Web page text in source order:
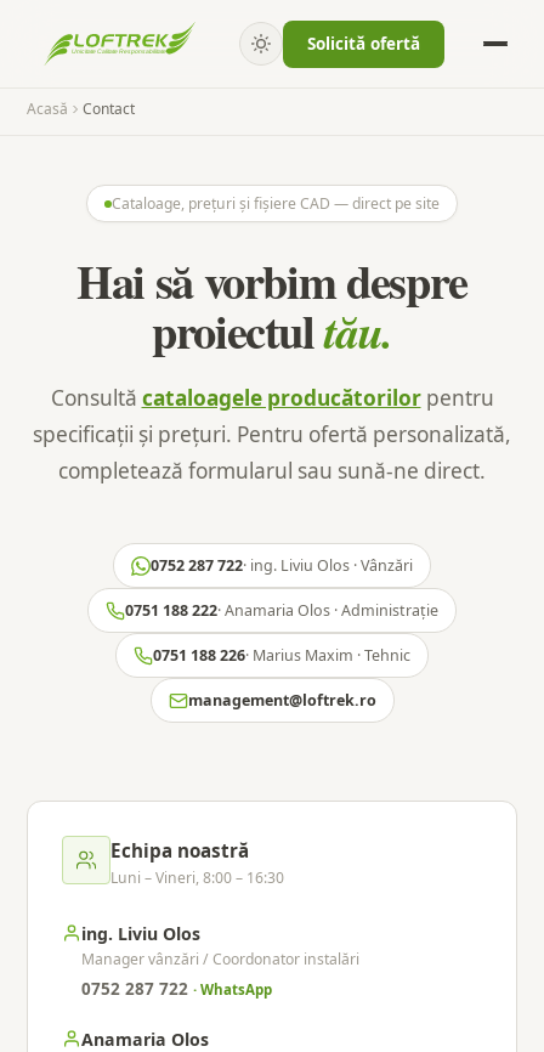
Solicită ofertă
Acasă Contact
Cataloage, prețuri și fișiere CAD — direct pe site
Hai să vorbim despre
proiectultău.
Consultă cataloagele producătorilorpentru
specificații și prețuri. Pentru ofertă personalizată,
completează formularul sau sună-ne direct.
0752 287 722· ing. Liviu Olos · Vânzări
0751 188 222· Anamaria Olos · Administrație
0751 188 226· Marius Maxim · Tehnic
management@loftrek.ro
Echipa noastră
Luni – Vineri, 8:00 – 16:30
ing. Liviu Olos
Manager vânzări / Coordonator instalări
0752 287 722 · WhatsApp
Anamaria Olos